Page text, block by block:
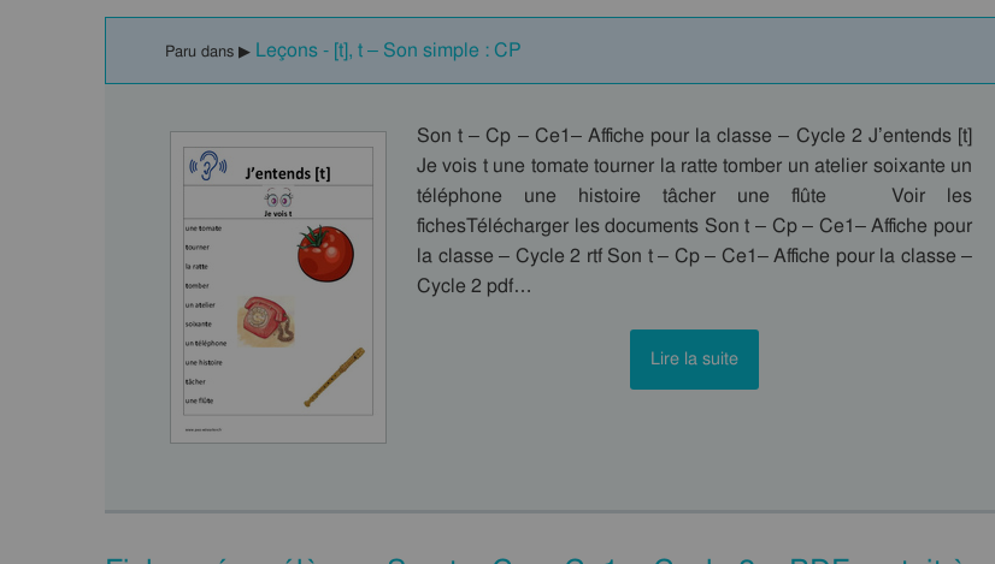
Paru dans ▶ Leçons - [t], t – Son simple : CP
Son t – Cp – Ce1– Affiche pour la classe – Cycle 2 J’entends [t]
Je vois t une tomate tourner la ratte tomber un atelier soixante un
téléphone une histoire tâcher une flûte Voir les
fichesTélécharger les documents Son t – Cp – Ce1– Affiche pour
la classe – Cycle 2 rtf Son t – Cp – Ce1– Affiche pour la classe –
Cycle 2 pdf…
Lire la suite